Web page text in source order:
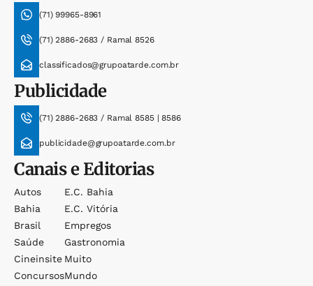
(71) 99965-8961
(71) 2886-2683 / Ramal 8526
classificados@grupoatarde.com.br
Publicidade
(71) 2886-2683 / Ramal 8585 | 8586
publicidade@grupoatarde.com.br
Canais e Editorias
Autos
Bahia
Brasil
Saúde
Cineinsite
Concursos
E.c. Bahia
E.c. Vitória
Empregos
Gastronomia
Muito
Mundo